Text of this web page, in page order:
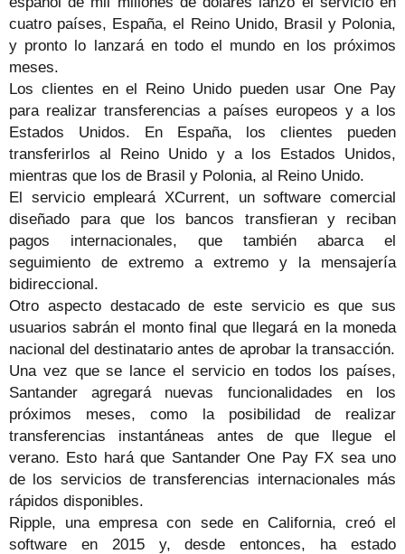
cuatro países, España, el Reino Unido, Brasil y Polonia,
y pronto lo lanzará en todo el mundo en los próximos
meses.
Los clientes en el Reino Unido pueden usar One Pay
para realizar transferencias a países europeos y a los
Estados Unidos. En España, los clientes pueden
transferirlos al Reino Unido y a los Estados Unidos,
mientras que los de Brasil y Polonia, al Reino Unido.
El servicio empleará XCurrent, un software comercial
diseñado para que los bancos transfieran y reciban
pagos internacionales, que también abarca el
seguimiento de extremo a extremo y la mensajería
bidireccional.
Otro aspecto destacado de este servicio es que sus
usuarios sabrán el monto final que llegará en la moneda
nacional del destinatario antes de aprobar la transacción.
Una vez que se lance el servicio en todos los países,
Santander agregará nuevas funcionalidades en los
próximos meses, como la posibilidad de realizar
transferencias instantáneas antes de que llegue el
verano. Esto hará que Santander One Pay FX sea uno
de los servicios de transferencias internacionales más
rápidos disponibles.
Ripple, una empresa con sede en California, creó el
software en 2015 y, desde entonces, ha estado